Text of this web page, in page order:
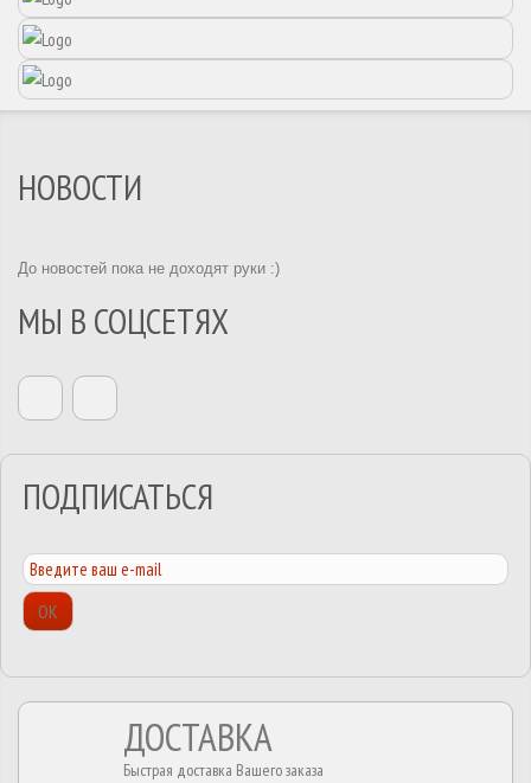
НОВОСТИ
До новостей пока не доходят руки :)
МЫ В СОЦСЕТЯХ
ПОДПИСАТЬСЯ
ОК
ДОСТАВКА
Быстрая доставка Вашего заказа